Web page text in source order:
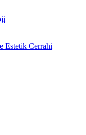
Estetik Cerrahi